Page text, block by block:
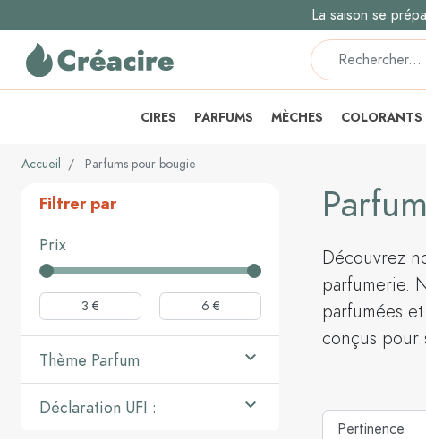
La saison se
CIRES PARFUMS MÈCHES COLORANTS
Accueil Parfums pour bougie
Filtrer par
Prix
Thème Parfum 
Déclaration UFI : 
Découvrez
parfumerie.
parfumées
conçus pour